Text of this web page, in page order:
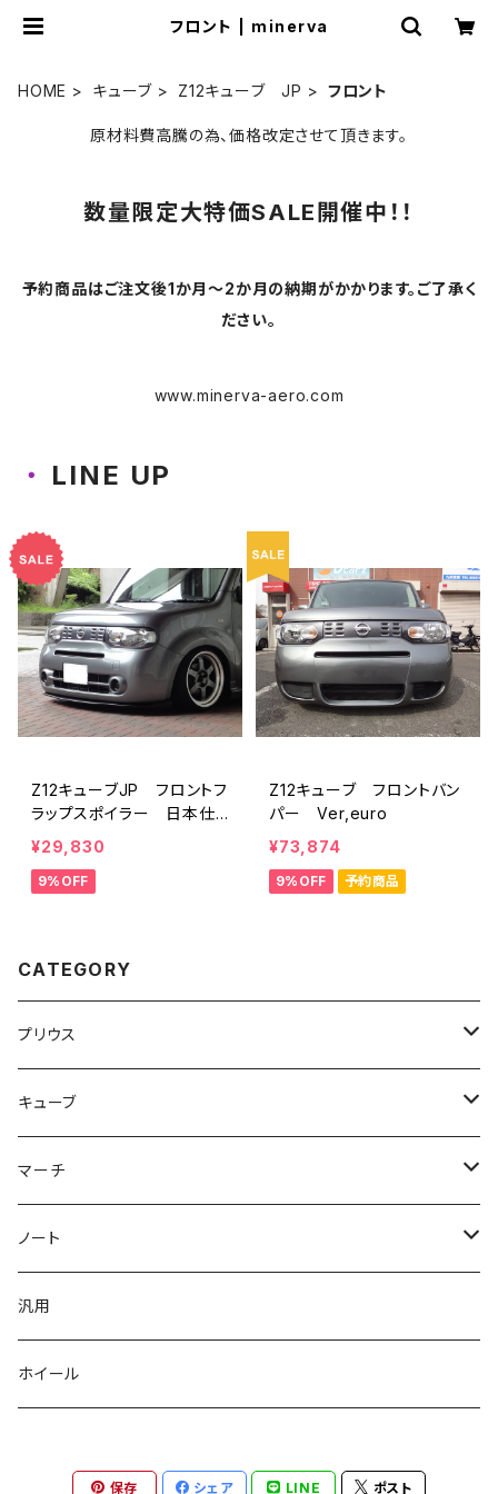
フロント | minerva
HOME キューブ Z12キューブ JP フロント
原材料費高騰の為、価格改定させて頂きます。
数量限定大特価SALE開催中！！
予約商品はご注文後1か月～2か月の納期がかかります。ご了承く
ださい。
www.minerva-aero.com
LINE UP
Z12キューブJP フロントフ
ラップスポイラー 日本仕
様純正バンパー用
¥29,830
9%OFF
Z12キューブ フロントバン
パー Ver,euro
¥73,874
9%OFF 予約商品
CATEGORY
プリウス
３０プリウス
３点KIT
フロント
５０プリウス
３点KIT
フロント
キューブ
Z12キューブ JP
フロント
サイド
バンパー3点KIT
Z12キューブ US
マーチ
K12マーチ
フロントバンパー
サイドステップ
K13マーチ
ノート
E12ノート
汎用
ホイール
保存 シェア LINE ポスト